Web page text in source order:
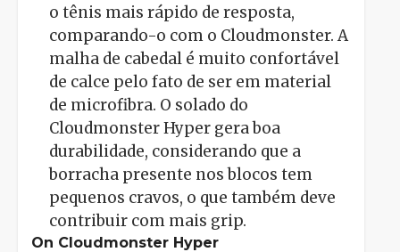
o tênis mais rápido de resposta,
comparando-o com o Cloudmonster. A
malha de cabedal é muito confortável
de calce pelo fato de ser em material
de microfibra. O solado do
Cloudmonster Hyper gera boa
durabilidade, considerando que a
borracha presente nos blocos tem
pequenos cravos, o que também deve
contribuir com mais grip.
On Cloudmonster Hyper